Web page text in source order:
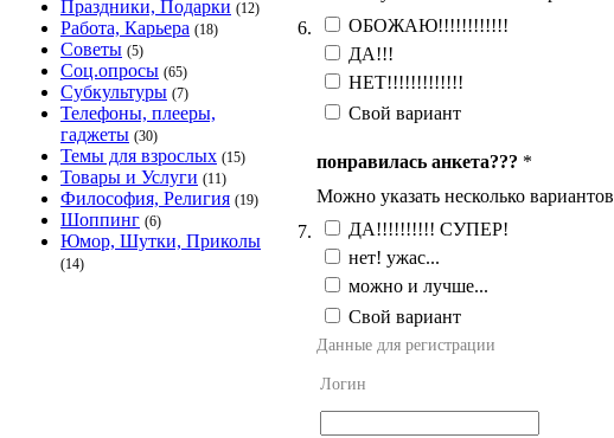
Праздники, Подарки (12)
Работа, Карьера (18)
Советы (5)
Соц.опросы (65)
Субкультуры (7)
Телефоны, плееры,
гаджеты (30)
Темы для взрослых (15)
Товары и Услуги (11)
Философия, Религия (19)
Шоппинг (6)
Юмор, Шутки, Приколы
(14)
6.
ОБОЖАЮ!!!!!!!!!!!!
ДА!!!
НЕТ!!!!!!!!!!!!!
Свой вариант
7.
понравилась анкета??? *
Можно указать несколько вариантов
ДА!!!!!!!!!! СУПЕР!
нет! ужас...
можно и лучше...
Свой вариант
Данные для регистрации
Логин